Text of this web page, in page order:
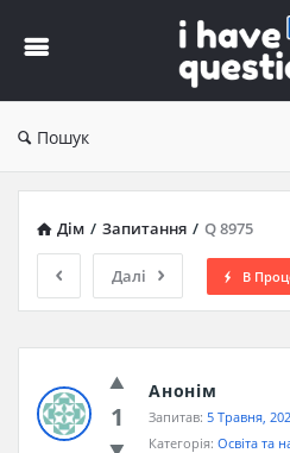
Пошук
Дім / Запитання / Q 8975
Далі В
1
Анонім
Запитав: 5 Травня,
Категорія: Освіта та